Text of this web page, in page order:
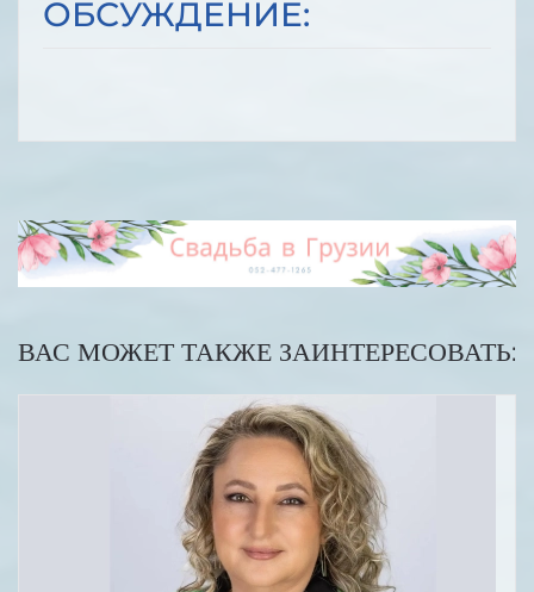
ОБСУЖДЕНИЕ:
ВАС МОЖЕТ ТАКЖЕ ЗАИНТЕРЕСОВАТЬ: